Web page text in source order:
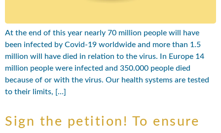
At the end of this year nearly 70 million people will have
been infected by Covid-19 worldwide and more than 1.5
million will have died in relation to the virus. In Europe 14
million people were infected and 350.000 people died
because of or with the virus. Our health systems are tested
to their limits, […]
Sign the petition! To ensure